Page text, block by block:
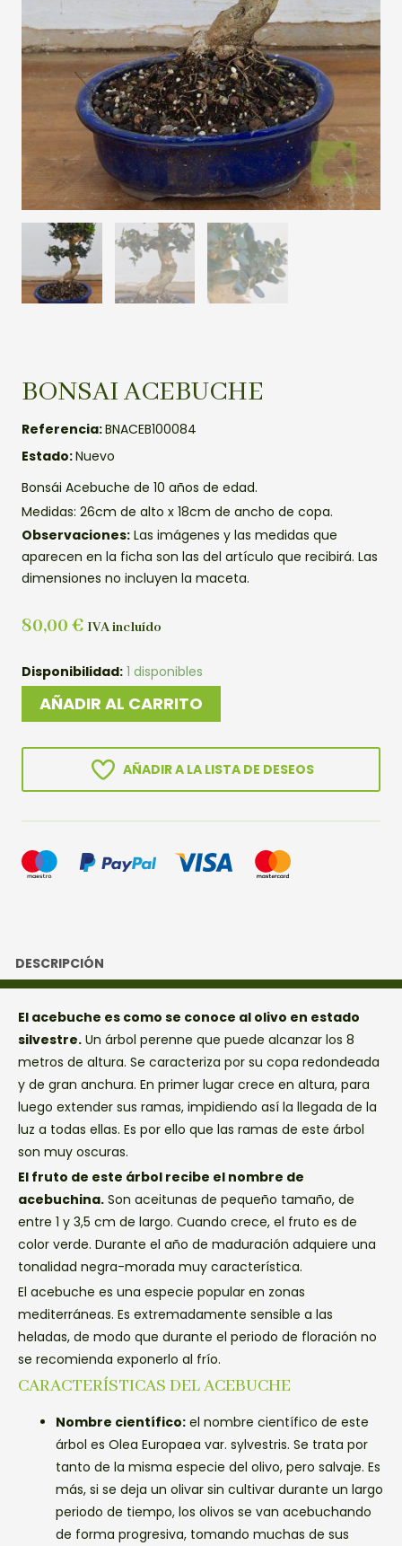
BONSAI ACEBUCHE
Referencia:BNACEB100084
Estado:Nuevo
Bonsái Acebuche de 10 años de edad.
Medidas: 26cm de alto x 18cm de ancho de copa.
Observaciones: Las imágenes y las medidas que
aparecen en la ficha son las del artículo que recibirá. Las
dimensiones no incluyen la maceta.
80,00 € IVA incluído
Disponibilidad: 1 disponibles
BONSAI
ACEBUCHE
AÑADIR AL CARRITO
AÑADIR A LA LISTA DE DESEOS
DESCRIPCIÓN
El acebuche es como se conoce al olivo en estado
silvestre. Un árbol perenne que puede alcanzar los 8
metros de altura. Se caracteriza por su copa redondeada
y de gran anchura. En primer lugar crece en altura, para
luego extender sus ramas, impidiendo así la llegada de la
luz a todas ellas. Es por ello que las ramas de este árbol
son muy oscuras.
El fruto de este árbol recibe el nombre de
acebuchina. Son aceitunas de pequeño tamaño, de
entre 1 y 3,5 cm de largo. Cuando crece, el fruto es de
color verde. Durante el año de maduración adquiere una
tonalidad negra-morada muy característica.
El acebuche es una especie popular en zonas
mediterráneas. Es extremadamente sensible a las
heladas, de modo que durante el periodo de floración no
se recomienda exponerlo al frío.
CARACTERÍSTICAS DEL ACEBUCHE
Nombre científico: el nombre científico de este
árbol es Olea Europaea var. sylvestris. Se trata por
tanto de la misma especie del olivo, pero salvaje. Es
más, si se deja un olivar sin cultivar durante un largo
periodo de tiempo, los olivos se van acebuchando
de forma progresiva, tomando muchas de sus